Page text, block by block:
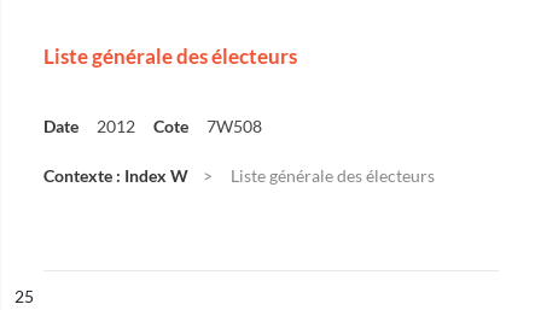
Liste générale des électeurs
Date 2012 Cote 7W508
Contexte : Index W Liste générale des électeurs
n°
25